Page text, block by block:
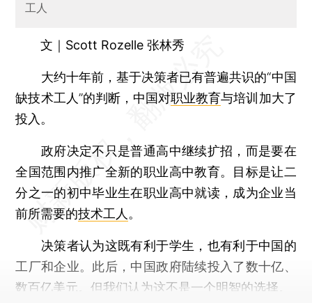
工人
文｜Scott Rozelle 张林秀
大约十年前，基于决策者已有普遍共识的“中国
缺技术工人”的判断，中国对职业教育与培训加大了
投入。
政府决定不只是普通高中继续扩招，而是要在
全国范围内推广全新的职业高中教育。目标是让二
分之一的初中毕业生在职业高中就读，成为企业当
前所需要的技术工人 。
决策者认为这既有利于学生，也有利于中国的
工厂和企业。此后，中国政府陆续投入了数十亿、
数百亿美元。但我们认为这不是一个明智的选择。